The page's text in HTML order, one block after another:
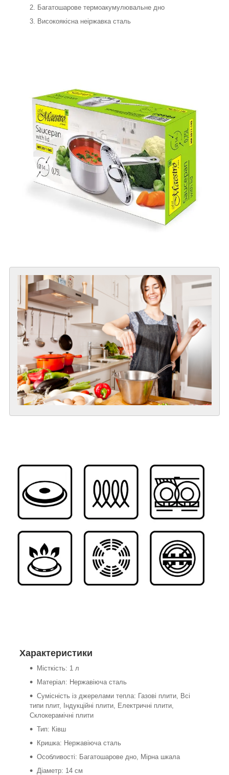
Багатошарове термоакумулювальне дно
Високоякісна неіржавка сталь
Характеристики
Місткість: 1 л
Матеріал: Нержавіюча сталь
Сумісність із джерелами тепла: Газові плити, Всі
типи плит, Індукційні плити, Електричні плити,
Склокерамічні плити
Тип: Ківш
Кришка: Нержавіюча сталь
Особливості: Багатошарове дно, Мірна шкала
Діаметр: 14 см